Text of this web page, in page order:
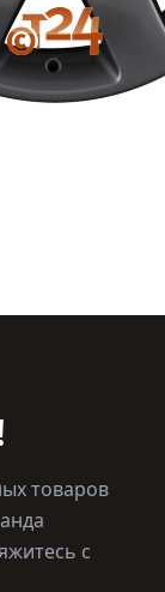
товаров
с